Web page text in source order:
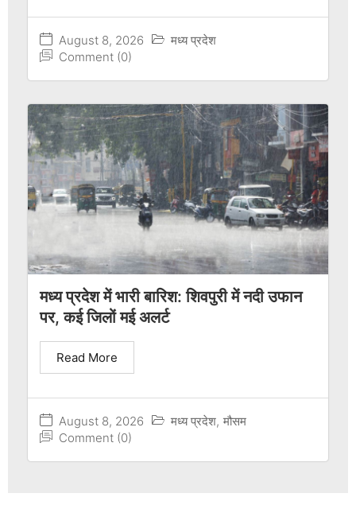
August 8, 2026
मध्य प्रदेश
Comment (0)
मध्य प्रदेश में भारी बारिश: शिवपुरी में नदी उफान
पर, कई जिलों मई अलर्ट
August 8, 2026 मध्य प्रदेश, मौसम
Comment (0)
Read More